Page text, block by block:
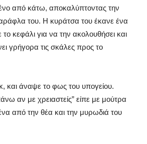
από κάτω, αποκαλύπτοντας την
του. Η κυράτσα του έκανε ένα
το κεφάλι για να την ακολουθήσει και
γρήγορα τις σκάλες προς το
και άναψε το φως του υπογείου.
αν με χρειαστείς” είπε με μούτρα
από την θέα και την μυρωδιά του